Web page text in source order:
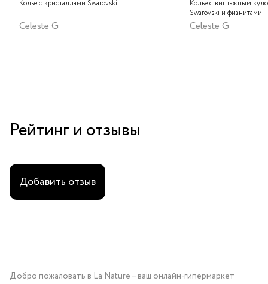
Колье с кристаллами Swarovski
Celeste G
Колье с винтажным
Swarovski и фианитами
Celeste G
Рейтинг и отзывы
Добавить отзыв
Добро пожаловать в La Nature – ваш онлайн-гипермаркет